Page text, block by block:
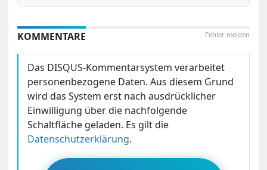
Fehler melden
KOMMENTARE
Das DISQUS-Kommentarsystem verarbeitet
personenbezogene Daten. Aus diesem Grund
wird das System erst nach ausdrücklicher
Einwilligung über die nachfolgende
Schaltfläche geladen. Es gilt die
Datenschutzerklärung.